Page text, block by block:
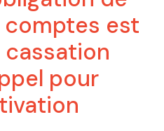
est
cassation
pour